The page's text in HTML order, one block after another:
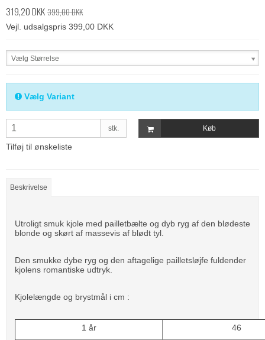
319,20 DKK399,00 DKK
Vejl. udsalgspris 399,00 DKK
Vælg Størrelse
Vælg Variant
stk. Køb
Tilføj til ønskeliste
Beskrivelse
Utroligt smuk kjole med pailletbælte og dyb ryg af den blødeste
blonde og skørt af massevis af blødt tyl.
Den smukke dybe ryg og den aftagelige pailletsløjfe fuldender
kjolens romantiske udtryk.
Kjolelængde og brystmål i cm :
1 år 46